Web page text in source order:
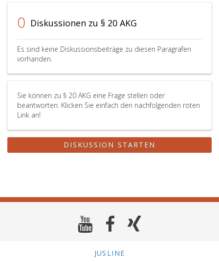
0 Diskussionen zu § 20 AKG
Es sind keine Diskussionsbeiträge zu diesen Paragrafen
vorhanden.
Sie können zu § 20 AKG eine Frage stellen oder
beantworten. Klicken Sie einfach den nachfolgenden roten
Link an!
DISKUSSION STARTEN
JUSLINE